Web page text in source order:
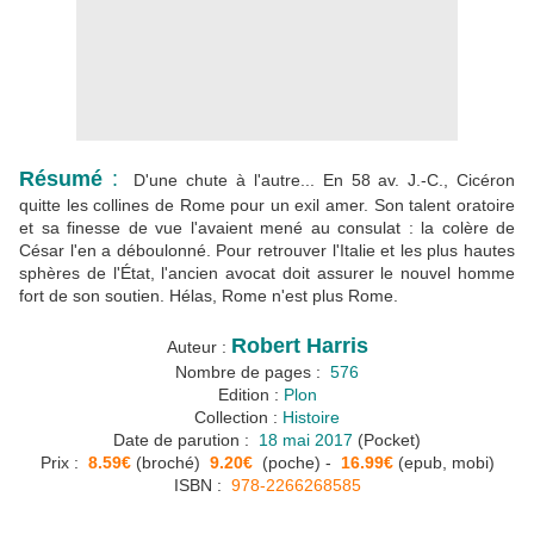
Résumé :
D'une chute à l'autre... En 58 av. J.-C., Cicéron
quitte les collines de Rome pour un exil amer. Son talent oratoire
et sa finesse de vue l'avaient mené au consulat : la colère de
César l'en a déboulonné. Pour retrouver l'Italie et les plus hautes
sphères de l'État, l'ancien avocat doit assurer le nouvel homme
fort de son soutien. Hélas, Rome n'est plus Rome.
Auteur : Robert Harris
Nombre de pages : 576
Edition : Plon
Collection : Histoire
Date de parution :
18 mai 2017 (Pocket)
Prix : 8.59€ (broché) 9.20€ (poche) - 16.99€ (epub, mobi)
ISBN : 978-2266268585